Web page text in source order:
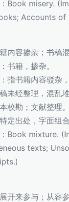
Book misery.
Accounts of
内容掺杂；书稿混
书籍，掺杂。
指书籍内容驳杂
未经整理，混乱
校勘；文献整理。
定出处，字面组合
Book mixture.
texts;
开来参与；从容参